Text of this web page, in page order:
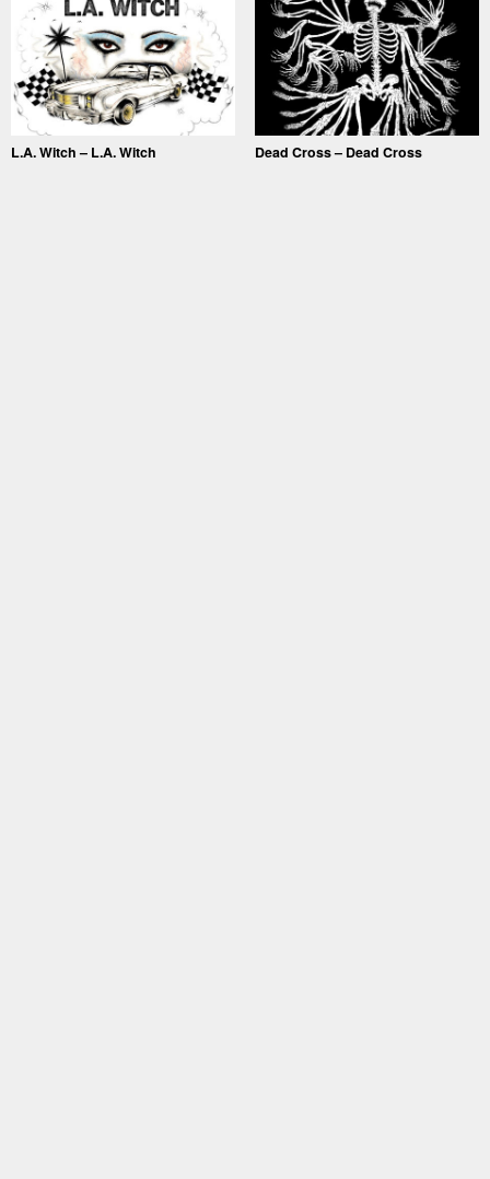
L.A. Witch – L.A. Witch Dead Cross – Dead Cross